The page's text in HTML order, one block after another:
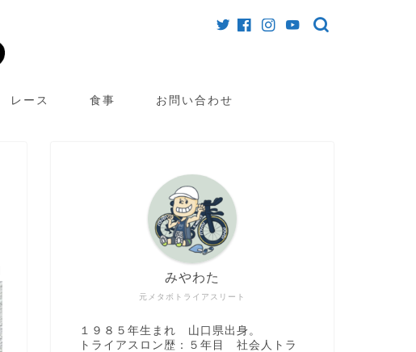
レース 食事 お問い合わせ
元メタボトライアスリート
みやわた
１９８５年生まれ 山口県出身。
トライアスロン歴：５年目 社会人トラ